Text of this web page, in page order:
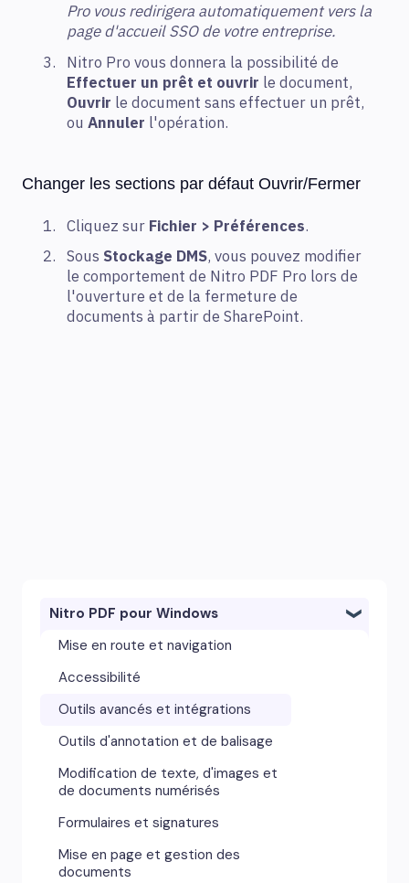
Pro vous redirigera automatiquement vers la
page d'accueil SSO de votre entreprise.
Nitro Pro vous donnera la possibilité de
Effectuer un prêt et ouvrir le document,
Ouvrir le document sans effectuer un prêt,
ou Annuler l'opération.
Changer les sections par défaut Ouvrir/Fermer
Cliquez sur Fichier > Préférences.
Sous Stockage DMS, vous pouvez modifier
le comportement de Nitro PDF Pro lors de
l'ouverture et de la fermeture de
documents à partir de SharePoint.
Nitro PDF pour Windows
Mise en route et navigation
Accessibilité
Outils avancés et intégrations
Outils d'annotation et de balisage
Modification de texte, d'images et
de documents numérisés
Formulaires et signatures
Mise en page et gestion des
documents